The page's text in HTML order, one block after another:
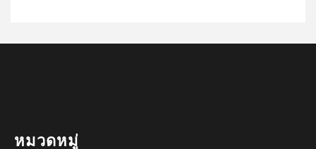
หมวดหมู่